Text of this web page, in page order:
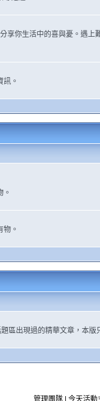
享你生活中的喜與憂。遇上
訊。
。
物。
區出現過的精華文章，本版
管理團隊| 今天活動